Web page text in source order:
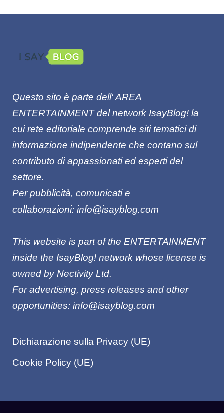
Questo sito è parte dell' AREA
ENTERTAINMENT del network IsayBlog! la
cui rete editoriale comprende siti tematici di
informazione indipendente che contano sul
contributo di appassionati ed esperti del
settore.
Per pubblicità, comunicati e
collaborazioni: info@isayblog.com
This website is part of the ENTERTAINMENT
inside the IsayBlog! network whose license is
owned by Nectivity Ltd.
For advertising, press releases and other
opportunities: info@isayblog.com
Dichiarazione sulla Privacy (UE)
Cookie Policy (UE)